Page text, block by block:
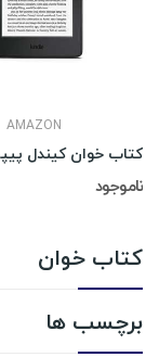
کتاب خوان
برچسب ها
AMAZON
ناموجود